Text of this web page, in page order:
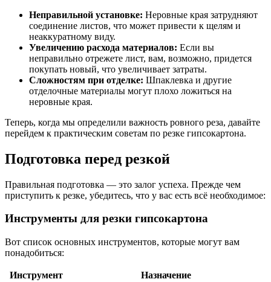
Неправильной установке: Неровные края затрудняют
соединение листов, что может привести к щелям и
неаккуратному виду.
Увеличению расхода материалов: Если вы
неправильно отрежете лист, вам, возможно, придется
покупать новый, что увеличивает затраты.
Сложностям при отделке: Шпаклевка и другие
отделочные материалы могут плохо ложиться на
неровные края.
Теперь, когда мы определили важность ровного реза, давайте
перейдем к практическим советам по резке гипсокартона.
Подготовка перед резкой
Правильная подготовка — это залог успеха. Прежде чем
приступить к резке, убедитесь, что у вас есть всё необходимое:
Инструменты для резки гипсокартона
Вот список основных инструментов, которые могут вам
понадобиться:
Инструмент
Назначение